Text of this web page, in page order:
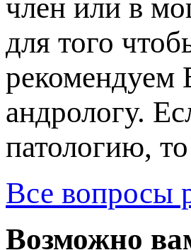
член или в
для того
рекомендуем
андрологу.
атологию, то
се вопросы
озможно